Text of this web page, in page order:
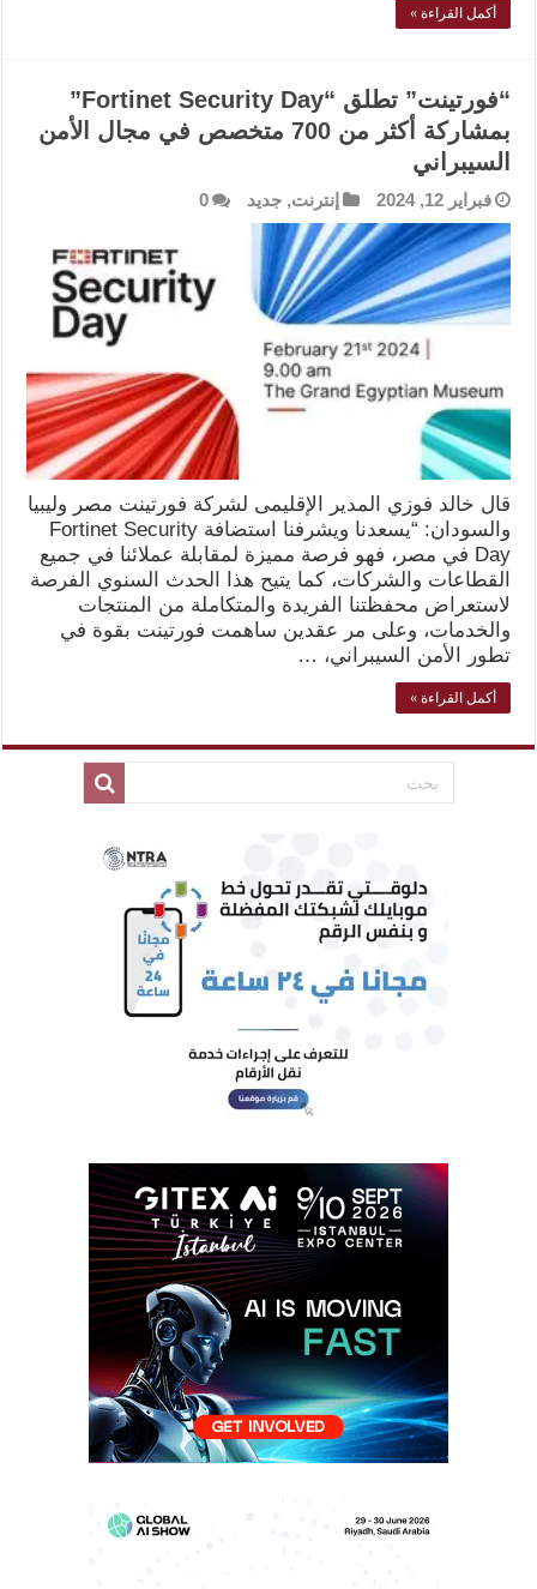
أكمل القراءة »
“فورتينت” تطلق “Fortinet Security Day”
بمشاركة أكثر من 700 متخصص في مجال الأمن
السيبراني
فبراير 12, 2024 إنترنت,جديد 0
قال خالد فوزي المدير الإقليمى لشركة فورتينت مصر وليبيا
والسودان: “يسعدنا ويشرفنا استضافة Fortinet Security
Day في مصر، فهو فرصة مميزة لمقابلة عملائنا في جميع
القطاعات والشركات، كما يتيح هذا الحدث السنوي الفرصة
لاستعراض محفظتنا الفريدة والمتكاملة من المنتجات
والخدمات، وعلى مر عقدين ساهمت فورتينت بقوة في
تطور الأمن السيبراني، …
أكمل القراءة »